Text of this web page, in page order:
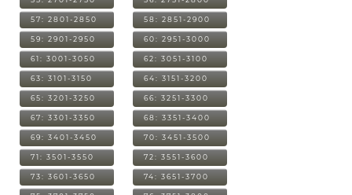
57: 2801-2850 58: 2851-2900
59: 2901-2950 60: 2951-3000
61: 3001-3050 62: 3051-3100
63: 3101-3150 64: 3151-3200
65: 3201-3250 66: 3251-3300
67: 3301-3350 68: 3351-3400
69: 3401-3450 70: 3451-3500
71: 3501-3550 72: 3551-3600
73: 3601-3650 74: 3651-3700